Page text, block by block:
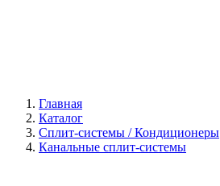
Главная
Каталог
Сплит-системы / Кондиционеры
Канальные сплит-системы